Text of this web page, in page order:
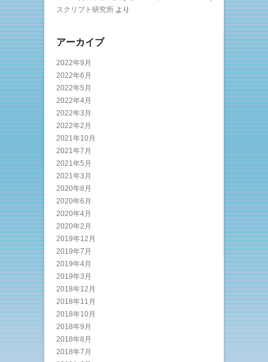
スクリプト研究所 より
アーカイブ
2022年9月
2022年6月
2022年5月
2022年4月
2022年3月
2022年2月
2021年10月
2021年7月
2021年5月
2021年3月
2020年8月
2020年6月
2020年4月
2020年2月
2019年12月
2019年7月
2019年4月
2019年3月
2018年12月
2018年11月
2018年10月
2018年9月
2018年8月
2018年7月